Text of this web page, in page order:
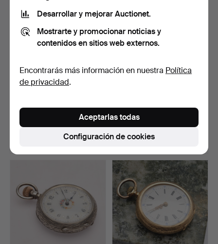
Reloj de sobremesa, "Ske…
Subastado 30 may 2026
bolsillo, plata, Gin…
Subastado 29 may 2026
14 pujas
Desarrollar y mejorar Auctionet.
Mostrarte y promocionar noticias y
contenidos en sitios web externos.
Encontrarás más información en nuestra Política
de privacidad.
Configuración de cookies
Aceptarlas todas